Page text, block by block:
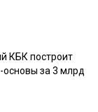
КБК построит
основы за 3 млрд